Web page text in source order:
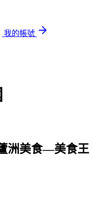
我的帳號
洲美食—美食王